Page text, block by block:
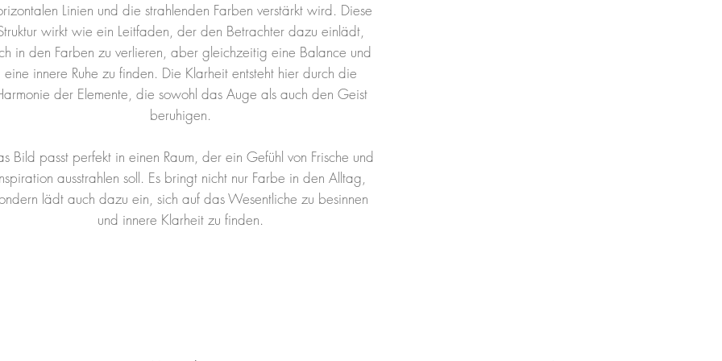
Linien und die strahlenden Farben verstärkt wird. Diese
wirkt wie ein Leitfaden, der den Betrachter dazu einlädt,
in den Farben zu verlieren, aber gleichzeitig eine Balance und
eine innere Ruhe zu finden. Die Klarheit entsteht hier durch die
der Elemente, die sowohl das Auge als auch den Geist
beruhigen.
Bild passt perfekt in einen Raum, der ein Gefühl von Frische und
ausstrahlen soll. Es bringt nicht nur Farbe in den Alltag,
lädt auch dazu ein, sich auf das Wesentliche zu besinnen
und innere Klarheit zu finden.